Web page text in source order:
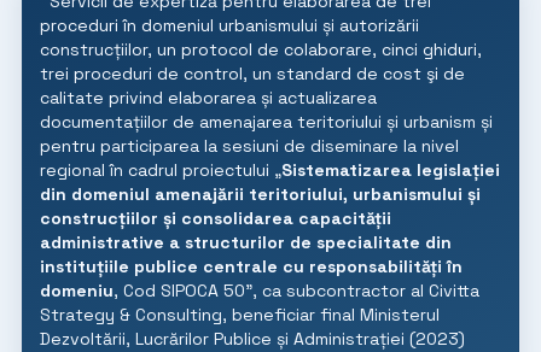
proceduri în domeniul urbanismului și autorizării
construcțiilor, un protocol de colaborare, cinci ghiduri,
trei proceduri de control, un standard de cost şi de
calitate privind elaborarea și actualizarea
documentațiilor de amenajarea teritoriului și urbanism și
pentru participarea la sesiuni de diseminare la nivel
regional în cadrul proiectului „Sistematizarea legislației
din domeniul amenajării teritoriului, urbanismului și
construcțiilor și consolidarea capacității
administrative a structurilor de specialitate din
instituțiile publice centrale cu responsabilități în
domeniu, Cod SIPOCA 50”, ca subcontractor al Civitta
Strategy & Consulting, beneficiar final Ministerul
Dezvoltării, Lucrărilor Publice și Administrației (2023)